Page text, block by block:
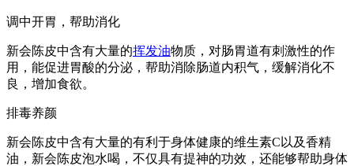
调中开胃，帮助消化
新会陈皮中含有大量的挥发油物质，对肠胃道有刺激性的作
用，能促进胃酸的分泌，帮助消除肠道内积气，缓解消化不
良，增加食欲。
排毒养颜
新会陈皮中含有大量的有利于身体健康的维生素C以及香精
油，新会陈皮泡水喝，不仅具有提神的功效，还能够帮助身体